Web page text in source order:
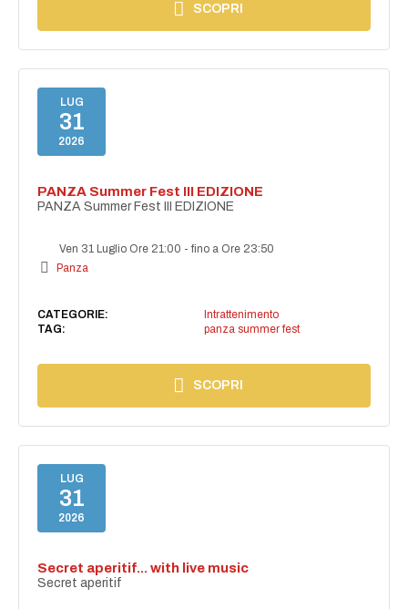
SCOPRI
LUG
31
2026
PANZA Summer Fest III EDIZIONE
PANZA Summer Fest III EDIZIONE
Ven 31 Luglio Ore 21:00 -fino a Ore 23:50
Panza
CATEGORIE:
Intrattenimento
TAG:
panza summer fest
SCOPRI
LUG
31
2026
Secret aperitif... with live music
Secret aperitif